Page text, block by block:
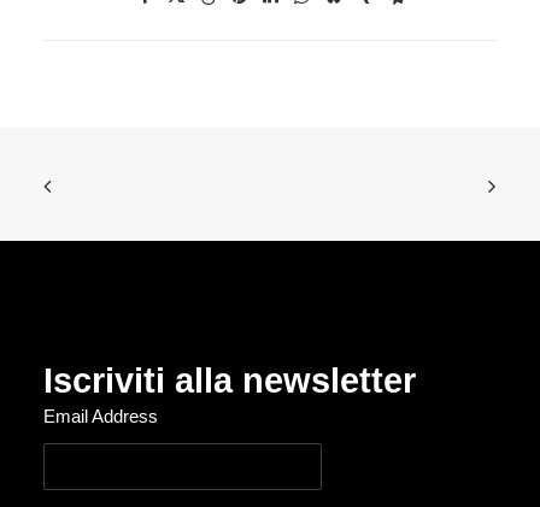
Iscriviti alla newsletter
Email Address